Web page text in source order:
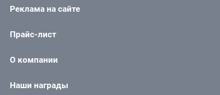
Реклама на сайте
Прайс-лист
О компании
Наши награды